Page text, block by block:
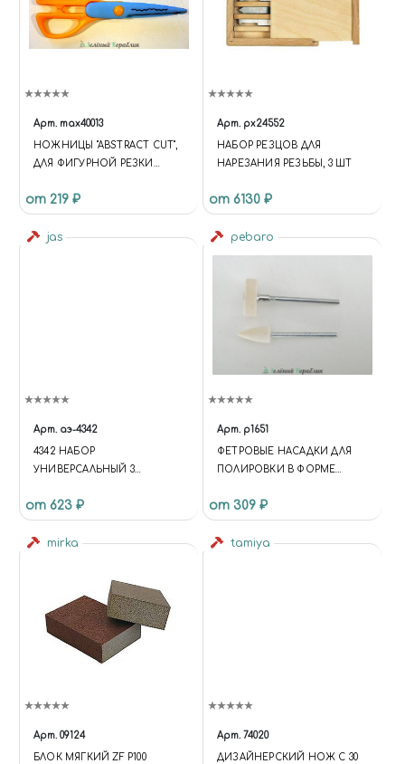
Арт. max40013
НОЖНИЦЫ "ABSTRACT CUT",
ДЛЯ ФИГУРНОЙ РЕЗКИ
от 219 ₽
Арт. px24552
НАБОР РЕЗЦОВ ДЛЯ
НАРЕЗАНИЯ РЕЗЬБЫ, 3 ШТ
от 6130 ₽
jas
Арт. аэ-4342
4342 НАБОР
УНИВЕРСАЛЬНЫЙ 3
АЛМАЗНЫЕ, БЛИСТЕР+
ЧЕХОЛ
от 623 ₽
pebaro
Арт. p1651
ФЕТРОВЫЕ НАСАДКИ ДЛЯ
ПОЛИРОВКИ В ФОРМЕ
ПЕРЕВЕРНУТОГО КОНУСА, 2
ШТ
от 309 ₽
mirka
Арт. 09124
БЛОК МЯГКИЙ ZF P100
tamiya
Арт. 74020
ДИЗАЙНЕРСКИЙ НОЖ С 30